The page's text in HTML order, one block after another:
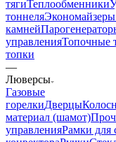
тягиТеплообменники
тоннеля
камней
управленияТопочные
топки
—
Люверсы
Газовые
горелкиДверцы
материал (шамот)
управленияРамки для